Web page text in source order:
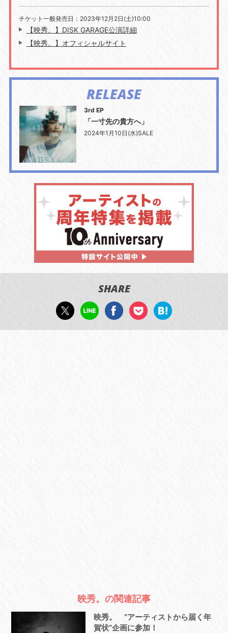
チケット一般発売日：2023年12月2日(土)10:00
【映秀。】DISK GARAGE公演詳細
【映秀。】オフィシャルサイト
RELEASE
3rd EP
「一寸先の貴方へ」
2024年1月10日(水)SALE
SHARE
映秀。の関連記事
映秀。 “アーティストから届く年
賀状”企画に参加！